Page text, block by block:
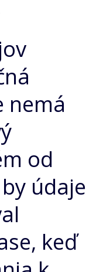
nemá
od
údaje
keď